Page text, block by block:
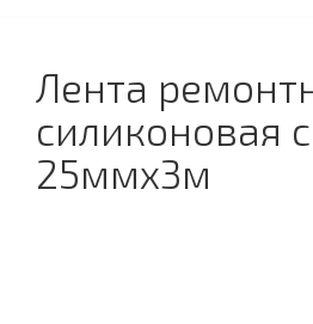
Лента
силиконовая
25ммх3м